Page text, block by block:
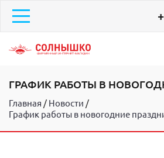
ГРАФИК РАБОТЫ В
Главная
Новости
График работы в новогодние